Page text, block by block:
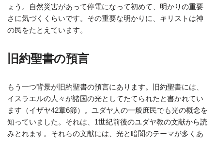
ょう。自然災害があって停電になって初めて、明かりの重要
さに気づくくらいです。その重要な明かりに、キリストは神
の民をたとえています。
旧約聖書の預言
もう一つ背景が旧約聖書の預言にあります。旧約聖書には、
イスラエルの人々が諸国の光としてたてられたと書かれてい
ます（イザヤ42章6節）。ユダヤ人の一般庶民でも光の概念を
知っていました。それは、1世紀前後のユダヤ教の文献から読
みとれます。それらの文献には、光と暗闇のテーマが多くあ